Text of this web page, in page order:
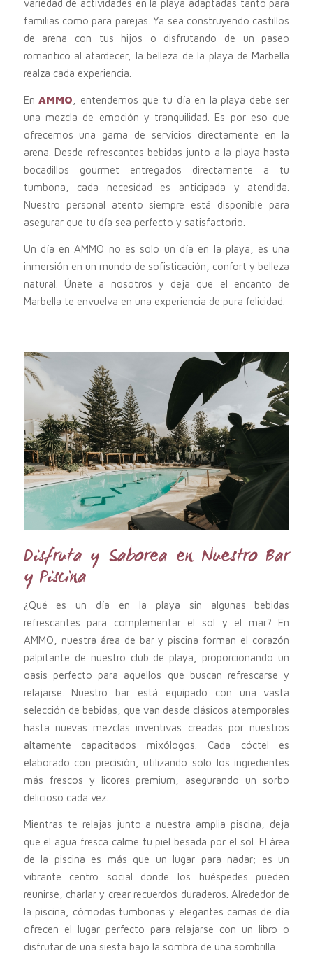
variedad de actividades en la playa adaptadas tanto para
familias como para parejas. Ya sea construyendo castillos
de arena con tus hijos o disfrutando de un paseo
romántico al atardecer, la belleza de la playa de Marbella
realza cada experiencia.
EnAMMO , entendemos que tu día en la playa debe ser
una mezcla de emoción y tranquilidad. Es por eso que
ofrecemos una gama de servicios directamente en la
arena. Desde refrescantes bebidas junto a la playa hasta
bocadillos gourmet entregados directamente a tu
tumbona, cada necesidad es anticipada y atendida.
Nuestro personal atento siempre está disponible para
asegurar que tu día sea perfecto y satisfactorio.
Un día en AMMO no es solo un día en la playa, es una
inmersión en un mundo de sofisticación, confort y belleza
natural. Únete a nosotros y deja que el encanto de
Marbella te envuelva en una experiencia de pura felicidad.
Disfruta y Saborea en Nuestro Bar
y Piscina
¿Qué es un día en la playa sin algunas bebidas
refrescantes para complementar el sol y el mar? En
AMMO, nuestra área de bar y piscina forman el corazón
palpitante de nuestro club de playa, proporcionando un
oasis perfecto para aquellos que buscan refrescarse y
relajarse. Nuestro bar está equipado con una vasta
selección de bebidas, que van desde clásicos atemporales
hasta nuevas mezclas inventivas creadas por nuestros
altamente capacitados mixólogos. Cada cóctel es
elaborado con precisión, utilizando solo los ingredientes
más frescos y licores premium, asegurando un sorbo
delicioso cada vez.
Mientras te relajas junto a nuestra amplia piscina, deja
que el agua fresca calme tu piel besada por el sol. El área
de la piscina es más que un lugar para nadar; es un
vibrante centro social donde los huéspedes pueden
reunirse, charlar y crear recuerdos duraderos. Alrededor de
la piscina, cómodas tumbonas y elegantes camas de día
ofrecen el lugar perfecto para relajarse con un libro o
disfrutar de una siesta bajo la sombra de una sombrilla.